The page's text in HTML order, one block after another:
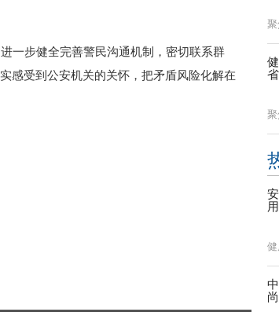
一步健全完善警民沟通机制，密切联系群
感受到公安机关的关怀，把矛盾风险化解在
聚
聚
健